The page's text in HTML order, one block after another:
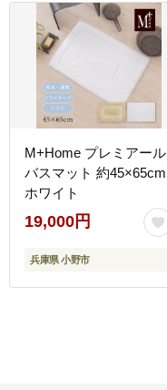
M+Home プレミアール
バスマット 約45×65cm
ホワイト
19,000円
兵庫県 小野市